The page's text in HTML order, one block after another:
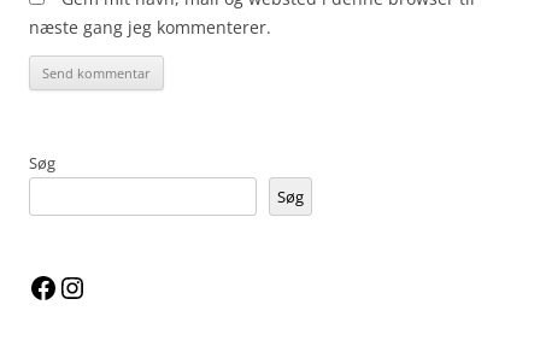
næste gang jeg kommenterer.
Søg
Søg
Facebook